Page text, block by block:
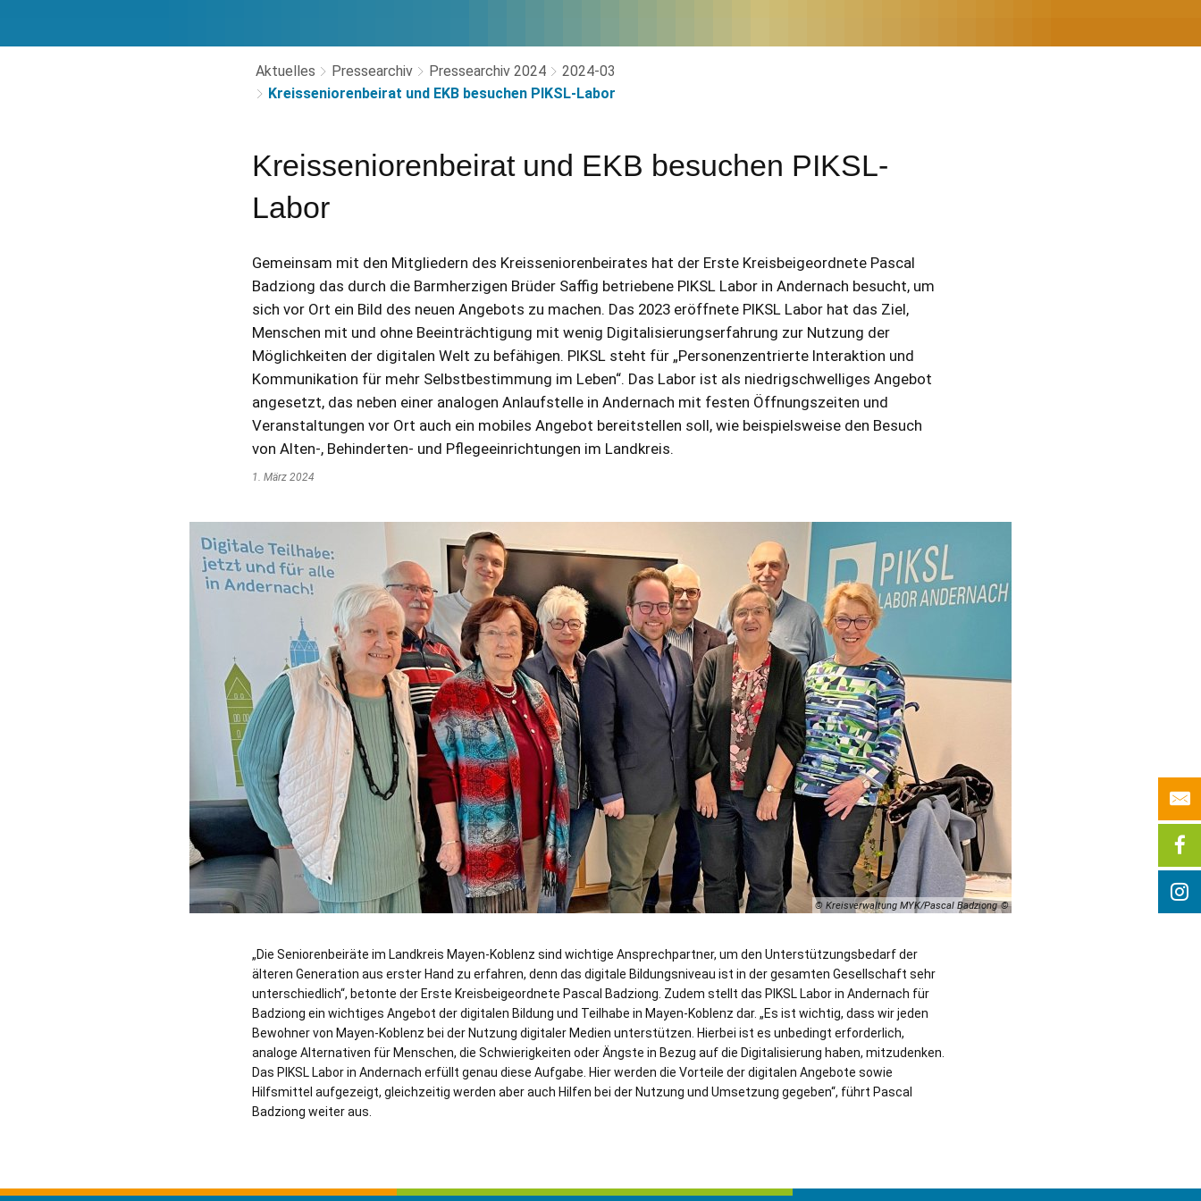
Aktuelles Pressearchiv Pressearchiv 2024
2024-03
Kreisseniorenbeirat und EKB besuchen PIKSL-Labor
Kreisseniorenbeirat und EKB besuchen PIKSL-
Labor
Gemeinsam mit den Mitgliedern des Kreisseniorenbeirates hat der Erste Kreisbeigeordnete Pascal
Badziong das durch die Barmherzigen Brüder Saffig betriebene PIKSL Labor in Andernach besucht, um
sich vor Ort ein Bild des neuen Angebots zu machen. Das 2023 eröffnete PIKSL Labor hat das Ziel,
Menschen mit und ohne Beeinträchtigung mit wenig Digitalisierungserfahrung zur Nutzung der
Möglichkeiten der digitalen Welt zu befähigen. PIKSL steht für „Personenzentrierte Interaktion und
Kommunikation für mehr Selbstbestimmung im Leben“. Das Labor ist als niedrigschwelliges Angebot
angesetzt, das neben einer analogen Anlaufstelle in Andernach mit festen Öffnungszeiten und
Veranstaltungen vor Ort auch ein mobiles Angebot bereitstellen soll, wie beispielsweise den Besuch
von Alten-, Behinderten- und Pflegeeinrichtungen im Landkreis.
1. März 2024
© Kreisverwaltung MYK/Pascal Badziong
„Die Seniorenbeiräte im Landkreis Mayen-Koblenz sind wichtige Ansprechpartner, um den Unterstützungsbedarf der
älteren Generation aus erster Hand zu erfahren, denn das digitale Bildungsniveau ist in der gesamten Gesellschaft sehr
unterschiedlich“, betonte der Erste Kreisbeigeordnete Pascal Badziong. Zudem stellt das PIKSL Labor in Andernach für
Badziong ein wichtiges Angebot der digitalen Bildung und Teilhabe in Mayen-Koblenz dar. „Es ist wichtig, dass wir jeden
Bewohner von Mayen-Koblenz bei der Nutzung digitaler Medien unterstützen. Hierbei ist es unbedingt erforderlich,
analoge Alternativen für Menschen, die Schwierigkeiten oder Ängste in Bezug auf die Digitalisierung haben, mitzudenken.
Das PIKSL Labor in Andernach erfüllt genau diese Aufgabe. Hier werden die Vorteile der digitalen Angebote sowie
Hilfsmittel aufgezeigt, gleichzeitig werden aber auch Hilfen bei der Nutzung und Umsetzung gegeben“, führt Pascal
Badziong weiter aus.